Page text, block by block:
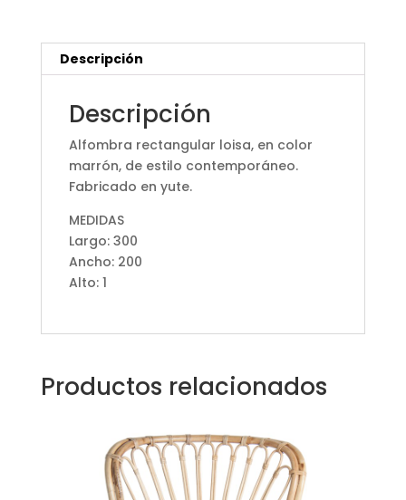
Descripción
Descripción
Alfombra rectangular loisa, en color
marrón, de estilo contemporáneo.
Fabricado en yute.
MEDIDAS
Largo: 300
Ancho: 200
Alto: 1
Productos relacionados